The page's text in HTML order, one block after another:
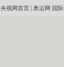
央视网首页| 奥运网 国